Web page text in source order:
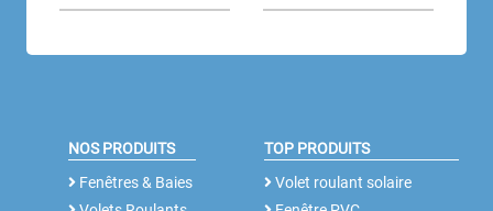
NOS PRODUITS
Fenêtres & Baies
TOP PRODUITS
Volet roulant solaire